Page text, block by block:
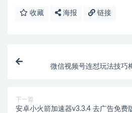
收藏 海报 链接
微信视频号连怼玩法技巧
下一篇
安卓小火箭加速器v3.3.4 去广告免费